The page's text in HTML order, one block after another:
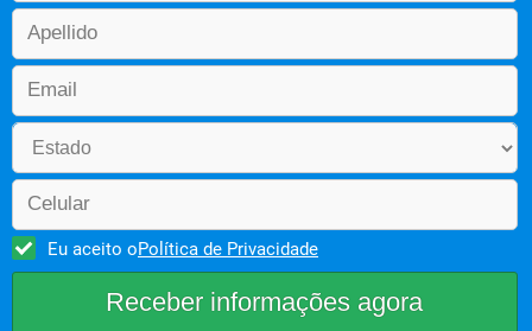
Eu aceito oPolítica de Privacidade